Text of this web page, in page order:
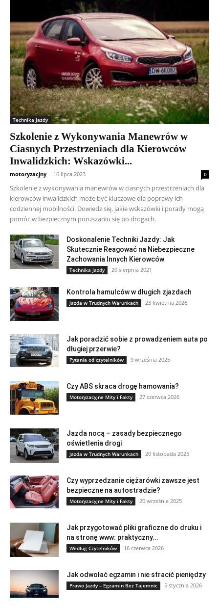
Technika Jazdy
Szkolenie z Wykonywania Manewrów w
Ciasnych Przestrzeniach dla Kierowców
Inwalidzkich: Wskazówki...
motoryzacjny - 16 lipca 2023 0
Szkolenie z wykonywania manewrów w ciasnych przestrzeniach dla
kierowców inwalidzkich może być kluczowe dla poprawy ich
codziennej mobilności. Dowiedz się, jakie wskazówki i porady mogą
pomóc w bezpiecznym poruszaniu się po drogach.
Doskonalenie Techniki Jazdy: Jak
Skutecznie Reagować na Niebezpieczne
Zachowania Innych Kierowców
Technika Jazdy 20 sierpnia 2021
Kontrola hamulców w długich zjazdach
Jazda w Trudnych Warunkach 23 kwietnia 2026
Jak poradzić sobie z prowadzeniem auta po
długiej przerwie?
Pytania od czytelników 9 września 2025
Czy ABS skraca drogę hamowania?
Motoryzacyjne Mity i Fakty 27 czerwca 2026
Jazda nocą – zasady bezpiecznego
oświetlenia drogi
Jazda w Trudnych Warunkach 20 listopada 2025
Czy wyprzedzanie ciężarówki zawsze jest
bezpieczne na autostradzie?
Motoryzacyjne Mity i Fakty 20 września 2025
Jak przygotować pliki graficzne do druku i
na stronę www: praktyczny...
Według Czytelników 16 czerwca 2026
Jak odwołać egzamin i nie stracić pieniędzy
Prawo Jazdy – Egzamin Bez Tajemnic 5 stycznia 2026